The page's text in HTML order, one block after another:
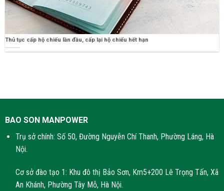
Thủ tục cấp hộ chiếu lần đầu, cấp lại hộ chiếu hết hạn
BAO SON MANPOWER
Trụ sở chính: Số 50, Đường Nguyễn Chí Thanh, Phường Láng, Hà
Nội.
Cơ sở đào tạo 1: Khu đô thị Bảo Sơn, Km5+200 Lê Trọng Tấn, Xã
An Khánh, Phường Tây Mỗ, Hà Nội.